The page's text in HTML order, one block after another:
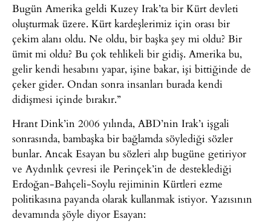
Bugün Amerika geldi Kuzey Irak’ta bir Kürt devleti
oluşturmak üzere. Kürt kardeşlerimiz için orası bir
çekim alanı oldu. Ne oldu, bir başka şey mi oldu? Bir
ümit mi oldu? Bu çok tehlikeli bir gidiş. Amerika bu,
gelir kendi hesabını yapar, işine bakar, işi bittiğinde de
çeker gider. Ondan sonra insanları burada kendi
didişmesi içinde bırakır.”
Hrant Dink’in 2006 yılında, ABD’nin Irak’ı işgali
sonrasında, bambaşka bir bağlamda söylediği sözler
bunlar. Ancak Esayan bu sözleri alıp bugüne getiriyor
ve Aydınlık çevresi ile Perinçek’in de desteklediği
Erdoğan-Bahçeli-Soylu rejiminin Kürtleri ezme
politikasına payanda olarak kullanmak istiyor. Yazısının
devamında şöyle diyor Esayan: